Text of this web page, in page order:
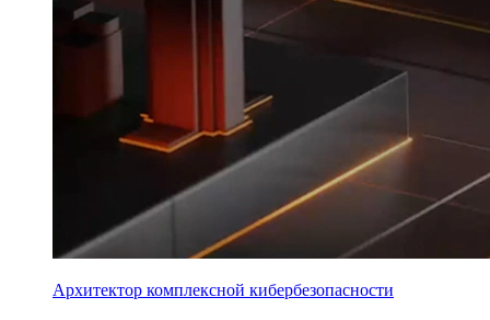
Архитектор комплексной кибербезопасности